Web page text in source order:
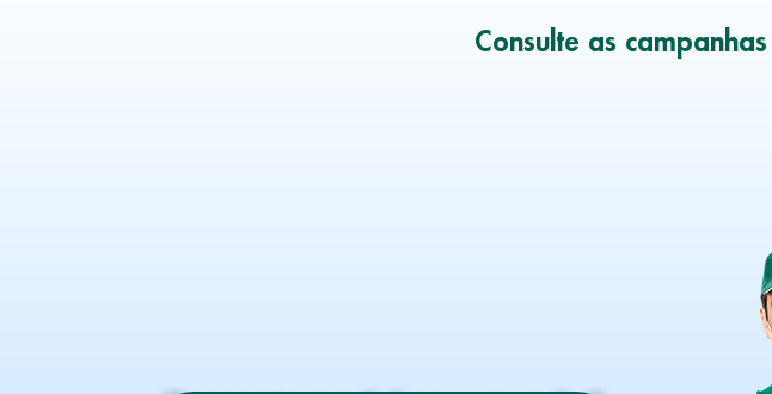
Consulte as